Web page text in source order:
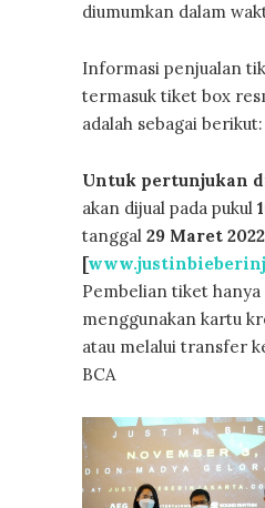
diumumkan dalam
Informasi penjualan
termasuk tiket box
adalah sebagai berikut:
Untuk pertunjukan
akan dijual pada pukul
tanggal 29 Maret 2022
[
Pembelian tiket hanya
menggunakan kartu
atau melalui transfer
BCA